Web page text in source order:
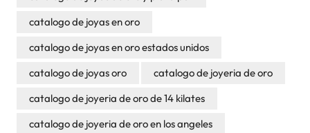
catalogo de joyas en oro
catalogo de joyas en oro estados unidos
catalogo de joyas oro
catalogo de joyeria de oro
catalogo de joyeria de oro de 14 kilates
catalogo de joyeria de oro en los angeles